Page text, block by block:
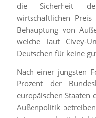
die Sicherheit
wirtschaftlichen Preis
Behauptung von
welche laut Civey-
Deutschen für keine
Nach einer jüngsten
Prozent der
europäischen Staaten
Außenpolitik